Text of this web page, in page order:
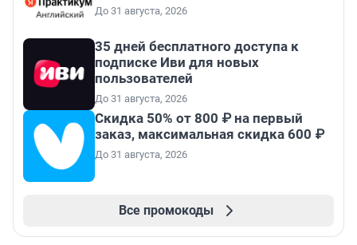
До 31 августа, 2026
35 дней бесплатного доступа к
подписке Иви для новых
пользователей
До 31 августа, 2026
Скидка 50% от 800 ₽ на первый
заказ, максимальная скидка 600 ₽
До 31 августа, 2026
Все промокоды